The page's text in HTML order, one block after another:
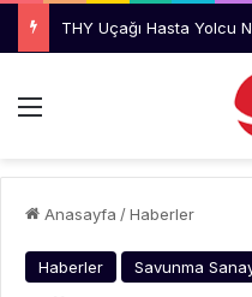
THY Uçağı Hasta Yolcu
Menü
Anasayfa /Haberler
Haberler Savunma